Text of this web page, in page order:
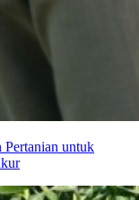
Pertanian untuk